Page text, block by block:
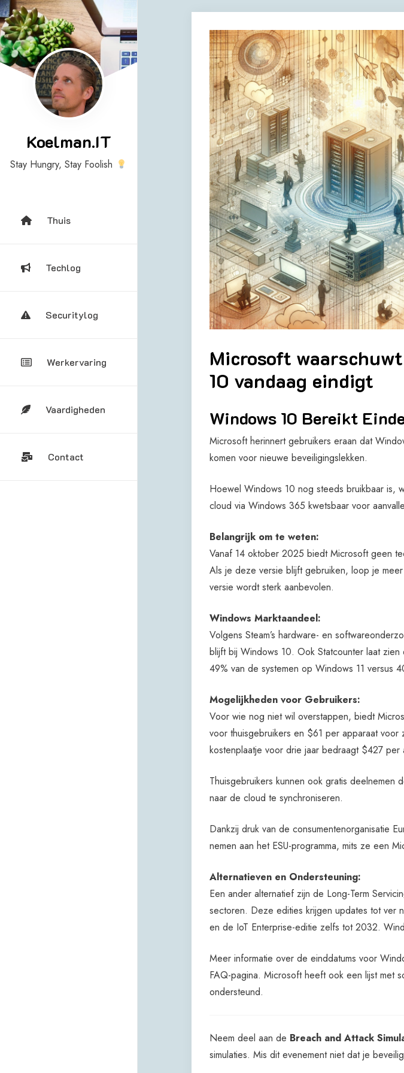
Skip
to
content
Koelman.IT
Stay Hungry, Stay Foolish
Thuis
Techlog
Securitylog
Werkervaring
Vaardigheden
Contact
Microsoft
10 vandaag eindigt
Windows 10 Bereikt
Microsoft herinnert gebruikers eraan dat
komen voor nieuwe beveiligingslekken.
Hoewel Windows 10 nog steeds bruikbaar is,
cloud via Windows 365 kwetsbaar voor
Belangrijk om te weten:
Vanaf 14 oktober 2025 biedt Microsoft geen
Als je deze versie blijft gebruiken, loop je
versie wordt sterk aanbevolen.
Windows Marktaandeel:
Volgens Steam’s hardware- en
blijft bij Windows 10. Ook Statcounter laat zien
49% van de systemen op Windows 11 versus
Mogelijkheden voor Gebruikers:
Voor wie nog niet wil overstappen, biedt
voor thuisgebruikers en $61 per apparaat voor
kostenplaatje voor drie jaar bedraagt $427 per
Thuisgebruikers kunnen ook gratis
naar de cloud te synchroniseren.
Dankzij druk van de consumentenorganisatie
nemen aan het ESU-programma, mits ze een
Alternatieven en Ondersteuning:
Een ander alternatief zijn de Long-Term
sectoren. Deze edities krijgen updates tot ver
en de IoT Enterprise-editie zelfs tot 2032.
Meer informatie over de einddatums voor
FAQ-pagina. Microsoft heeft ook een lijst met
ondersteund.
Neem deel aan de Breach and Attack
simulaties. Mis dit evenement niet dat je